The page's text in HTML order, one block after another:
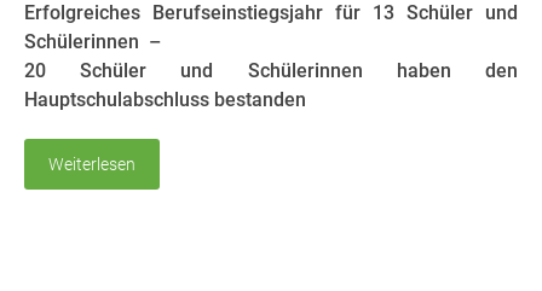
Erfolgreiches Berufseinstiegsjahr für 13 Schüler und
Schülerinnen –
20 Schüler und Schülerinnen haben den
Hauptschulabschluss bestanden
Weiterlesen